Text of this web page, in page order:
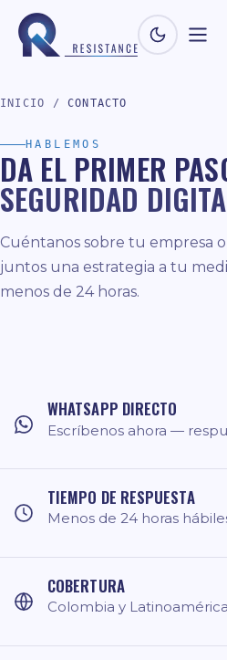
INICIO / CONTACTO
HABLEMOS
DA EL PRIMER
SEGURIDAD
Cuéntanos sobre tu empresa
juntos una estrategia a tu
menos de 24 horas.
WHATSAPP DIRECTO
Escríbenos ahora —
TIEMPO DE RESPUESTA
Menos de 24 horas
COBERTURA
Colombia y Latinoamérica